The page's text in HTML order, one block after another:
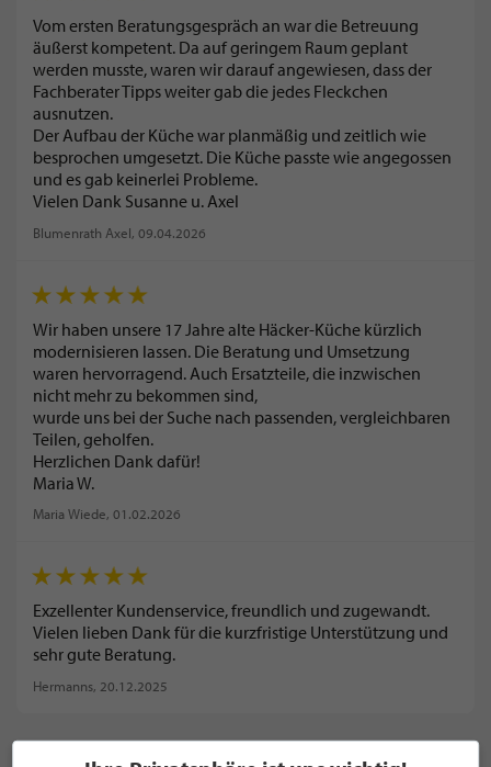
Vom ersten Beratungsgespräch an war die Betreuung
äußerst kompetent. Da auf geringem Raum geplant
werden musste, waren wir darauf angewiesen, dass der
Fachberater Tipps weiter gab die jedes Fleckchen
ausnutzen.
Der Aufbau der Küche war planmäßig und zeitlich wie
besprochen umgesetzt. Die Küche passte wie angegossen
und es gab keinerlei Probleme.
Vielen Dank Susanne u. Axel
Blumenrath Axel, 09.04.2026
Wir haben unsere 17 Jahre alte Häcker-Küche kürzlich
modernisieren lassen. Die Beratung und Umsetzung
waren hervorragend. Auch Ersatzteile, die inzwischen
nicht mehr zu bekommen sind,
wurde uns bei der Suche nach passenden, vergleichbaren
Teilen, geholfen.
Herzlichen Dank dafür!
Maria W.
Maria Wiede, 01.02.2026
Exzellenter Kundenservice, freundlich und zugewandt.
Vielen lieben Dank für die kurzfristige Unterstützung und
sehr gute Beratung.
Hermanns, 20.12.2025